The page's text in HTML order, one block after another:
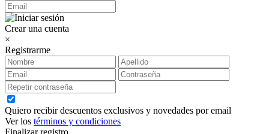
Crear una cuenta
×
Registrarme
Quiero recibir descuentos exclusivos y novedades por email
Ver los términos y condiciones
Finalizar registro